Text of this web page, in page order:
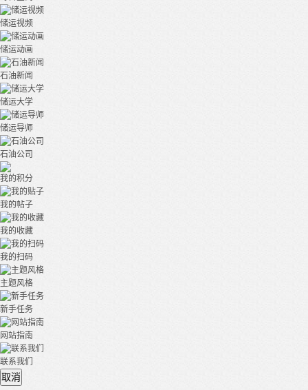
储运视频
储运动画
石油新闻
储运大学
储运导师
石油公司
我的积分
我的帖子
我的收藏
我的扫码
主题风格
新手任务
网站指南
联系我们
取消